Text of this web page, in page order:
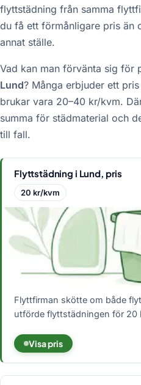
flyttstädning från samma
du få ett förmånligare pris än
annat ställe.
Vad kan man förvänta sig för
Lund? Många erbjuder ett
brukar vara 20–40 kr/kvm.
summa för städmaterial och
till fall.
Flyttstädning i Lund, pris
20 kr/kvm
Flyttfirman skötte om både
utförde flyttstädningen för 20
Visa pris